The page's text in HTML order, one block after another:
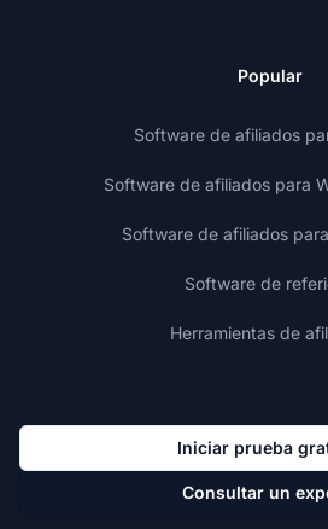
Popular
Software de afiliados
Software de afiliados para
Software de afiliados
Software de
Herramientas de
Iniciar prueba
Consultar un